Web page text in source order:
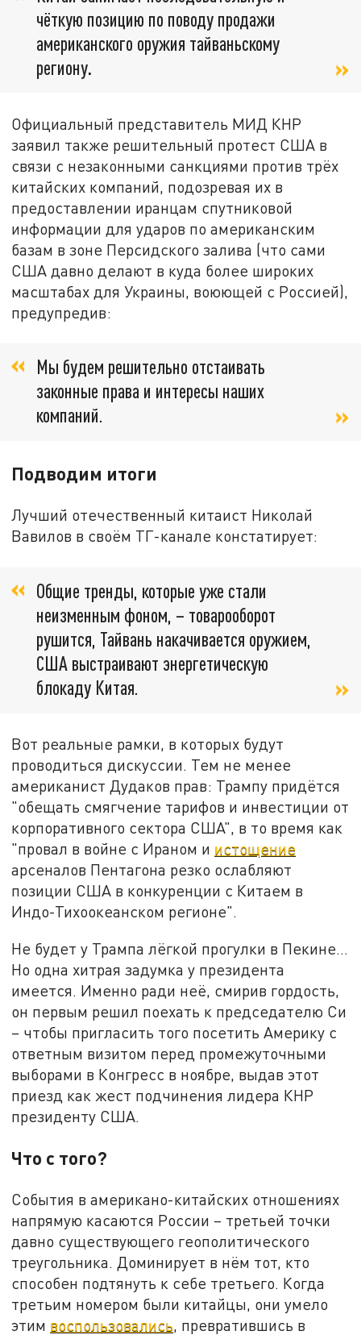
чёткую позицию по поводу продажи
американского оружия тайваньскому
региону.
Официальный представитель МИД КНР
заявил также решительный протест США в
связи с незаконными санкциями против трёх
китайских компаний, подозревая их в
предоставлении иранцам спутниковой
информации для ударов по американским
базам в зоне Персидского залива (что сами
США давно делают в куда более широких
масштабах для Украины, воюющей с Россией),
предупредив:
Мы будем решительно отстаивать
законные права и интересы наших
компаний.
Подводим итоги
Лучший отечественный китаист Николай
Вавилов в своём ТГ-канале констатирует:
Общие тренды, которые уже стали
неизменным фоном, – товарооборот
рушится, Тайвань накачивается оружием,
США выстраивают энергетическую
блокаду Китая.
Вот реальные рамки, в которых будут
проводиться дискуссии. Тем не менее
американист Дудаков прав: Трампу придётся
"обещать смягчение тарифов и инвестиции от
корпоративного сектора США", в то время как
"провал в войне с Ираном и истощение
арсеналов Пентагона резко ослабляют
позиции США в конкуренции с Китаем в
Индо-Тихоокеанском регионе".
Не будет у Трампа лёгкой прогулки в Пекине…
Но одна хитрая задумка у президента
имеется. Именно ради неё, смирив гордость,
он первым решил поехать к председателю Си
– чтобы пригласить того посетить Америку с
ответным визитом перед промежуточными
выборами в Конгресс в ноябре, выдав этот
приезд как жест подчинения лидера КНР
президенту США.
Что с того?
События в американо-китайских отношениях
напрямую касаются России – третьей точки
давно существующего геополитического
треугольника. Доминирует в нём тот, кто
способен подтянуть к себе третьего. Когда
третьим номером были китайцы, они умело
этим воспользовались, превратившись в